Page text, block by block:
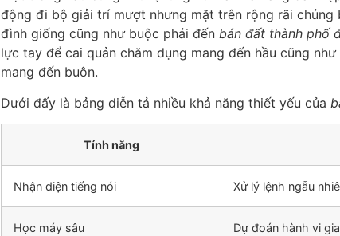
động đi bộ giải trí mượt nhưng mặt trên rộng rãi
đình giống cũng như buộc phải đến bán đất thành phố
lực tay để cai quản chăm dụng mang đến hầu cũng
mang đến buôn.
Dưới đấy là bảng diễn tả nhiều khả năng thiết yếu của
Tính năng
Nhận diện tiếng nói Xử lý lệnh ngẫu
Học máy sâu Dự đoán hành vi